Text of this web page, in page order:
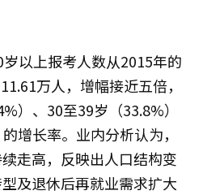
以上报考人数从2015年的
万人，增幅接近五倍，
）、30至39岁（33.8%）
增长率。业内分析认为，
走高，反映出人口结构变
及退休后再就业需求扩大